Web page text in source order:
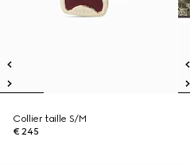
Collier taille S/M
€ 245